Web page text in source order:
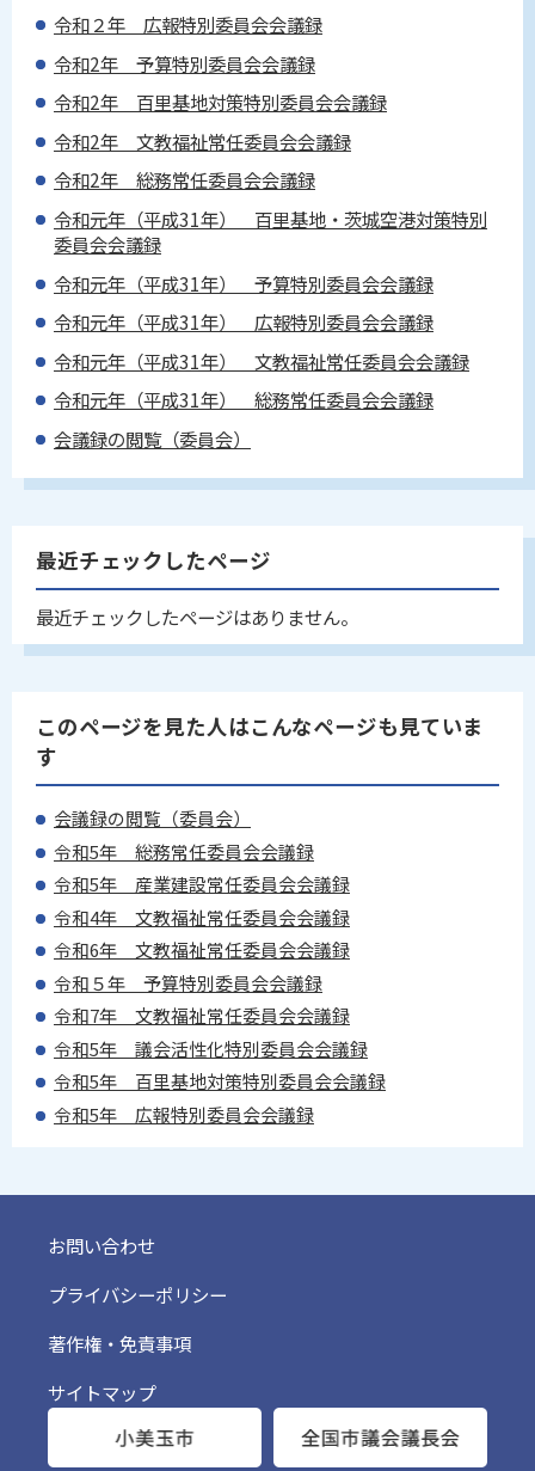
令和２年 広報特別委員会会議録
令和2年 予算特別委員会会議録
令和2年 百里基地対策特別委員会会議録
令和2年 文教福祉常任委員会会議録
令和2年 総務常任委員会会議録
令和元年（平成31年） 百里基地・茨城空港対策特別
委員会会議録
令和元年（平成31年） 予算特別委員会会議録
令和元年（平成31年） 広報特別委員会会議録
令和元年（平成31年） 文教福祉常任委員会会議録
令和元年（平成31年） 総務常任委員会会議録
会議録の閲覧（委員会）
最近チェックしたページ
最近チェックしたページはありません。
このページを見た人はこんなページも見ていま
す
会議録の閲覧（委員会）
令和5年 総務常任委員会会議録
令和5年 産業建設常任委員会会議録
令和4年 文教福祉常任委員会会議録
令和6年 文教福祉常任委員会会議録
令和５年 予算特別委員会会議録
令和7年 文教福祉常任委員会会議録
令和5年 議会活性化特別委員会会議録
令和5年 百里基地対策特別委員会会議録
令和5年 広報特別委員会会議録
お問い合わせ
プライバシーポリシー
著作権・免責事項
サイトマップ